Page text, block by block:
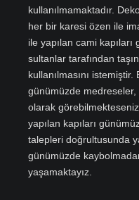
kullanılmamaktadır.
her bir karesi özen ile
ile yapılan cami
sultanlar tarafından
kullanılmasını istemiştir.
günümüzde
olarak
yapılan kapıları
talepleri doğrultusunda
günümüzde
yaşamaktayız.